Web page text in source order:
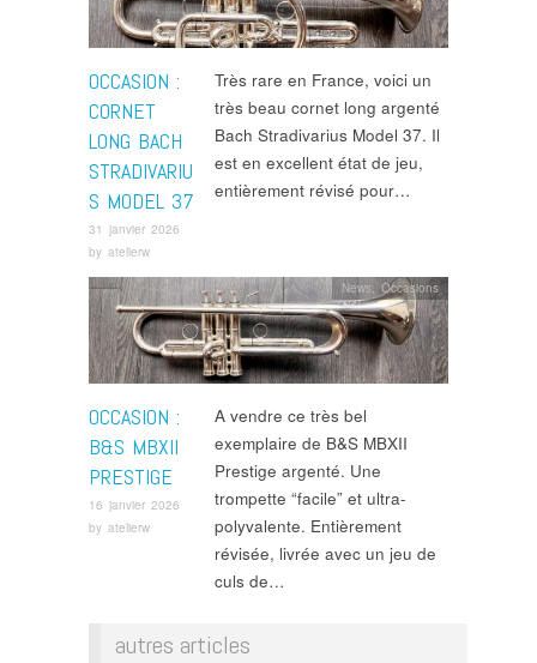
OCCASION :
CORNET
LONG BACH
STRADIVARIU
S MODEL 37
31 janvier 2026
by atelierw
Très rare en France, voici un
très beau cornet long argenté
Bach Stradivarius Model 37. Il
est en excellent état de jeu,
entièrement révisé pour…
OCCASION :
B&S MBXII
PRESTIGE
16 janvier 2026
by atelierw
News, Occasions
A vendre ce très bel
exemplaire de B&S MBXII
Prestige argenté. Une
trompette “facile” et ultra-
polyvalente. Entièrement
révisée, livrée avec un jeu de
culs de…
autres articles